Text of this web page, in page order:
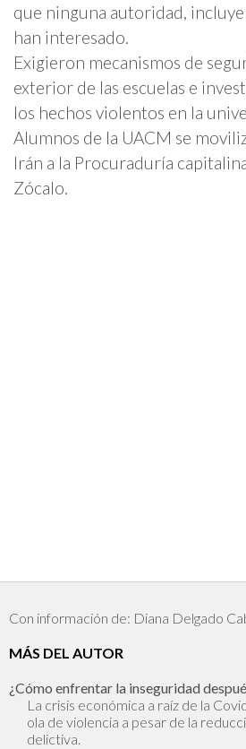
que ninguna autoridad,
han interesado.
Exigieron mecanismos de
exterior de las escuelas e
los hechos violentos en la
Alumnos de la UACM se
Irán a la Procuraduría
Zócalo.
Con información de: Diana Delgado
MÁS DEL AUTOR
¿Cómo enfrentar la inseguridad
La crisis económica a raíz de la
ola de violencia a pesar de la
delictiva.